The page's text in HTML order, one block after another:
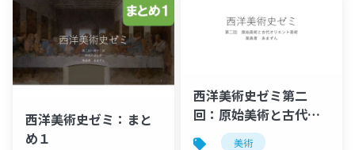
西洋美術史ゼミ：まと
め１
西洋美術史ゼミ第二
回：原始美術と古代オ
リエント美術
美術